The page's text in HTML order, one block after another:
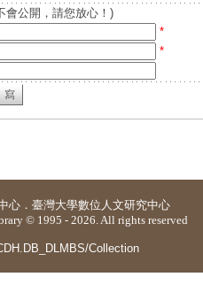
會公開，請您放心！)
*
*
心 ． 臺灣大學數位人文研究中心
© 1995 - 2026. All rights reserved
Collection